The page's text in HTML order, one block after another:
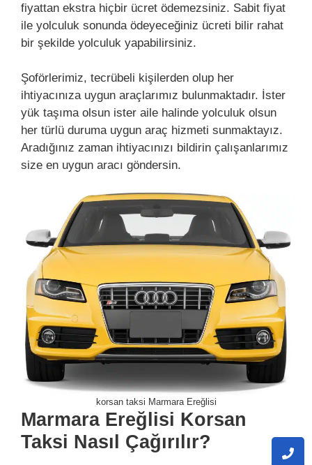
fiyattan ekstra hiçbir ücret ödemezsiniz. Sabit fiyat
ile yolculuk sonunda ödeyeceğiniz ücreti bilir rahat
bir şekilde yolculuk yapabilirsiniz.
Şoförlerimiz, tecrübeli kişilerden olup her
ihtiyacınıza uygun araçlarımız bulunmaktadır. İster
yük taşıma olsun ister aile halinde yolculuk olsun
her türlü duruma uygun araç hizmeti sunmaktayız.
Aradığınız zaman ihtiyacınızı bildirin çalışanlarımız
size en uygun aracı göndersin.
korsan taksi Marmara Ereğlisi
Marmara Ereğlisi Korsan
Taksi Nasıl Çağırılır?